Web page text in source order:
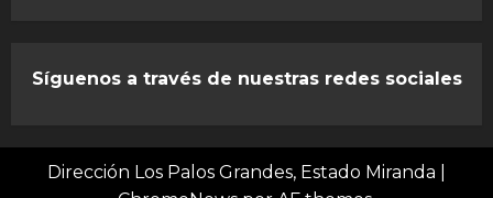
Síguenos a través de nuestras redes sociales
Dirección Los Palos Grandes, Estado Miranda